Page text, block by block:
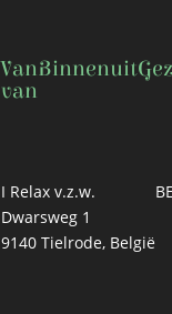
van
I Relax v.z.w.
Dwarsweg 1
9140 Tielrode, België